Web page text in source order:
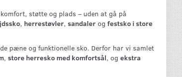
støtte og plads – uden at gå på
, herrestøvler, sandalerog festsko i store
pæne og funktionelle sko. Derfor har vi samlet
, store herresko med komfortsål, og ekstra